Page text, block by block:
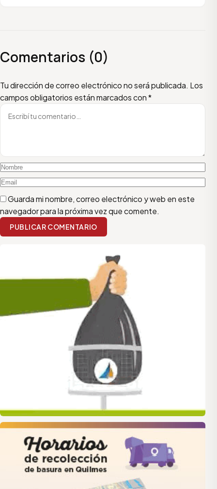
Comentarios (0)
Tu dirección de correo electrónico no será publicada. Los
campos obligatorios están marcados con*
Escribí tu comentario
Nombre
Email
Guarda mi nombre, correo electrónico y web en este
navegador para la próxima vez que comente.
PUBLICAR COMENTARIO
quilmes